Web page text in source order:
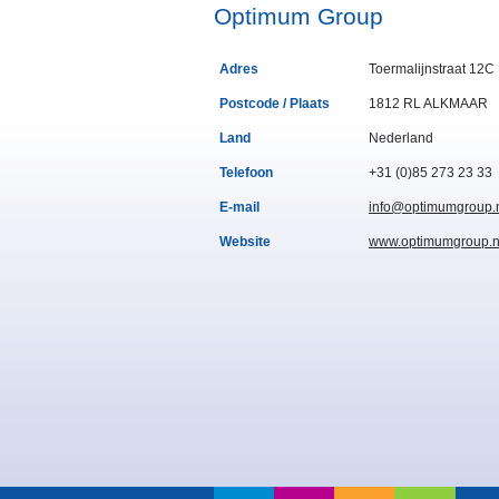
Optimum Group
Adres Toermalijnstraat 12C
Postcode / Plaats 1812 RL ALKMAAR
Land Nederland
Telefoon +31 (0)85 273 23 33
E-mail
Website